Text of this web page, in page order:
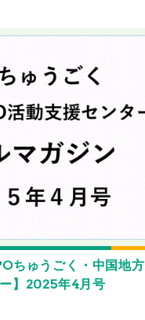
ちゅうごく・中国地方
】2025年4月号